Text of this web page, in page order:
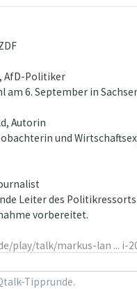
AfD-Politiker
am 6. September in
Autorin
und
Leiter des
vorbereitet.
play/talk/markus-lan ... i-
Tipprunde.